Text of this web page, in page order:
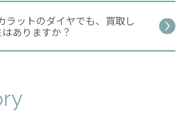
ラットのダイヤでも、買取し
ありますか？